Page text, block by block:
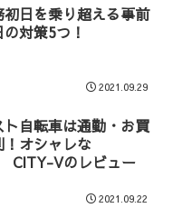
初日を乗り超える事前
対策5つ！
2021.09.29
自転車は通勤・お買
！オシャレな
Vのレビュー
2021.09.22